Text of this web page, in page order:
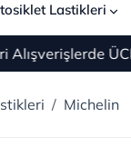
Lastikleri
Michelin